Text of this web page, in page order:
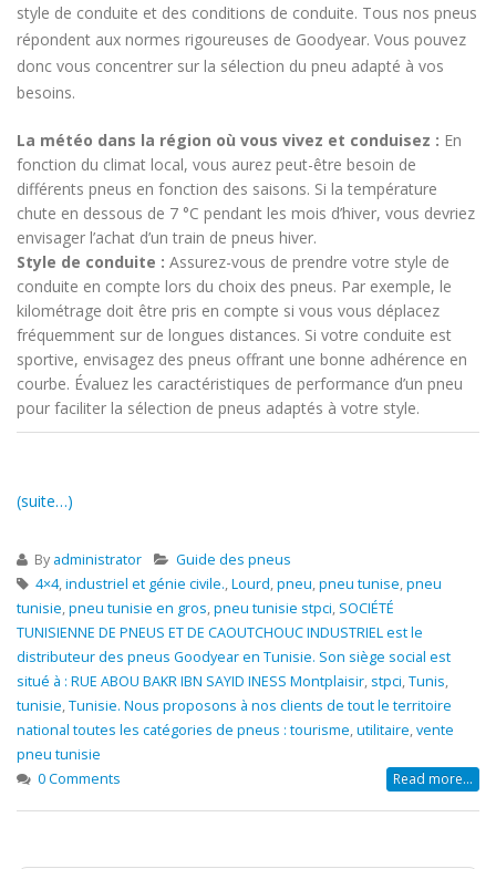
style de conduite et des conditions de conduite. Tous nos pneus
répondent aux normes rigoureuses de Goodyear. Vous pouvez
donc vous concentrer sur la sélection du pneu adapté à vos
besoins.
La météo dans la région où vous vivez et conduisez : En
fonction du climat local, vous aurez peut-être besoin de
différents pneus en fonction des saisons. Si la température
chute en dessous de 7 °C pendant les mois d’hiver, vous devriez
envisager l’achat d’un train de pneus hiver.
Style de conduite : Assurez-vous de prendre votre style de
conduite en compte lors du choix des pneus. Par exemple, le
kilométrage doit être pris en compte si vous vous déplacez
fréquemment sur de longues distances. Si votre conduite est
sportive, envisagez des pneus offrant une bonne adhérence en
courbe. Évaluez les caractéristiques de performance d’un pneu
pour faciliter la sélection de pneus adaptés à votre style.
(suite…)
By administrator
Guide des pneus
4×4,industriel et génie civile.,Lourd,pneu,pneu tunise,pneu
tunisie,pneu tunisie en gros,pneu tunisie stpci, SOCIÉTÉ
TUNISIENNE DE PNEUS ET DE CAOUTCHOUC INDUSTRIEL est le
distributeur des pneus Goodyear en Tunisie. Son siège social est
situé à : RUE ABOU BAKR IBN SAYID INESS Montplaisir, stpci,Tunis,
tunisie,Tunisie. Nous proposons à nos clients de tout le territoire
national toutes les catégories de pneus : tourisme,utilitaire,vente
pneu tunisie
0 Comments
Read more...